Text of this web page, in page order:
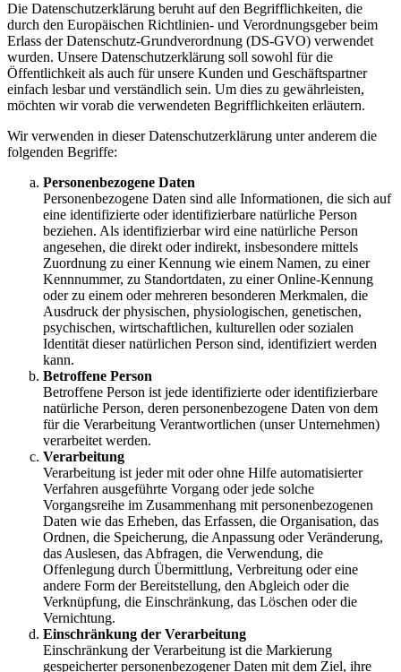
Die Datenschutzerklärung beruht auf den Begrifflichkeiten, die
durch den Europäischen Richtlinien- und Verordnungsgeber beim
Erlass der Datenschutz-Grundverordnung (DS-GVO) verwendet
wurden. Unsere Datenschutzerklärung soll sowohl für die
Öffentlichkeit als auch für unsere Kunden und Geschäftspartner
einfach lesbar und verständlich sein. Um dies zu gewährleisten,
möchten wir vorab die verwendeten Begrifflichkeiten erläutern.
Wir verwenden in dieser Datenschutzerklärung unter anderem die
folgenden Begriffe:
Personenbezogene Daten
Personenbezogene Daten sind alle Informationen, die sich auf
eine identifizierte oder identifizierbare natürliche Person
beziehen. Als identifizierbar wird eine natürliche Person
angesehen, die direkt oder indirekt, insbesondere mittels
Zuordnung zu einer Kennung wie einem Namen, zu einer
Kennnummer, zu Standortdaten, zu einer Online-Kennung
oder zu einem oder mehreren besonderen Merkmalen, die
Ausdruck der physischen, physiologischen, genetischen,
psychischen, wirtschaftlichen, kulturellen oder sozialen
Identität dieser natürlichen Person sind, identifiziert werden
kann.
Betroffene Person
Betroffene Person ist jede identifizierte oder identifizierbare
natürliche Person, deren personenbezogene Daten von dem
für die Verarbeitung Verantwortlichen (unser Unternehmen)
verarbeitet werden.
Verarbeitung
Verarbeitung ist jeder mit oder ohne Hilfe automatisierter
Verfahren ausgeführte Vorgang oder jede solche
Vorgangsreihe im Zusammenhang mit personenbezogenen
Daten wie das Erheben, das Erfassen, die Organisation, das
Ordnen, die Speicherung, die Anpassung oder Veränderung,
das Auslesen, das Abfragen, die Verwendung, die
Offenlegung durch Übermittlung, Verbreitung oder eine
andere Form der Bereitstellung, den Abgleich oder die
Verknüpfung, die Einschränkung, das Löschen oder die
Vernichtung.
Einschränkung der Verarbeitung
Einschränkung der Verarbeitung ist die Markierung
gespeicherter personenbezogener Daten mit dem Ziel, ihre